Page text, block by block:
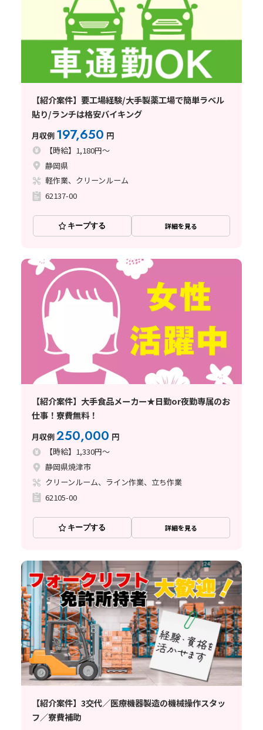
【紹介案件】要工場経験/大手製薬工場で簡単ラベル
貼り/ランチは格安バイキング
月収例 197,650 円
【時給】1,180円～
静岡県
軽作業、クリーンルーム
62137-00
キープする 詳細を見る
【紹介案件】大手食品メーカー★日勤or夜勤専属のお
仕事！寮費無料！
月収例250,000 円
【時給】1,330円～
静岡県焼津市
クリーンルーム、ライン作業、立ち作業
62105-00
キープする 詳細を見る
【紹介案件】3交代／医療機器製造の機械操作スタッ
フ／寮費補助